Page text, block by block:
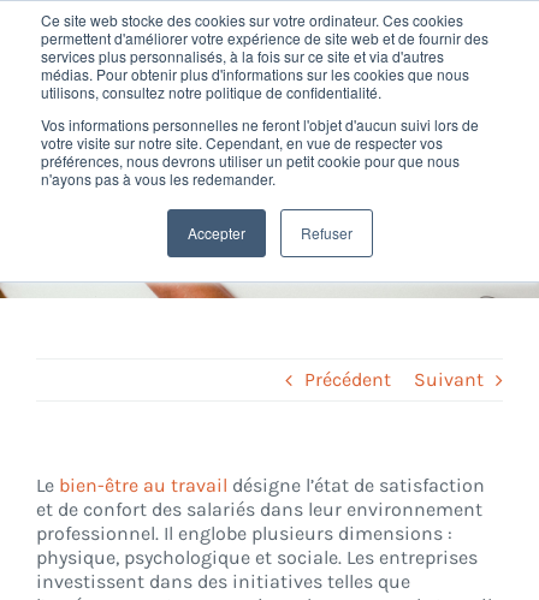
Ce site web stocke des cookies sur votre ordinateur. Ces cookies
permettent d'améliorer votre expérience de site web et de fournir des
services plus personnalisés, à la fois sur ce site et via d'autres
médias. Pour obtenir plus d'informations sur les cookies que nous
utilisons, consultez notre politique de confidentialité.
Vos informations personnelles ne feront l'objet d'aucun suivi lors de
votre visite sur notre site. Cependant, en vue de respecter vos
préférences, nous devrons utiliser un petit cookie pour que nous
n'ayons pas à vous les redemander.
Accepter Refuser
Passer
contenu
Nos offres
Formation
Nos clients
Fortify
Support
Définition Bien être au travail
» Glossary Bien-Être au travail
Précédent Suivant
Le bien-être au travail désigne l’état de satisfaction
et de confort des salariés dans leur environnement
professionnel. Il englobe plusieurs dimensions :
physique, psychologique et sociale. Les entreprises
investissent dans des initiatives telles que